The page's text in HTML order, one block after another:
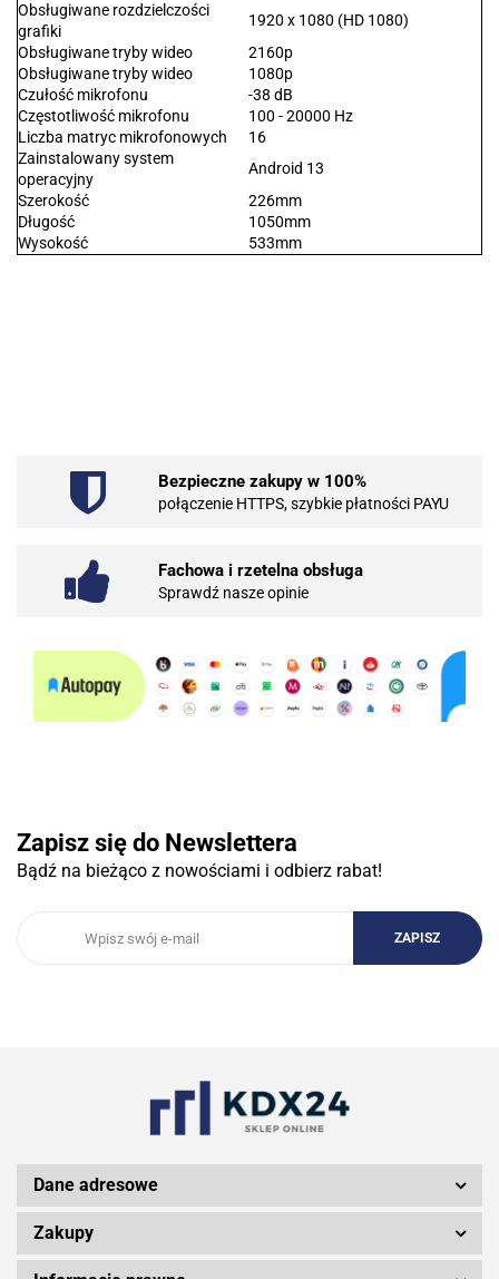
Obsługiwane rozdzielczości
grafiki
1920 x 1080 (HD 1080)
Obsługiwane tryby wideo
2160p
Obsługiwane tryby wideo
1080p
Czułość mikrofonu
-38 dB
Częstotliwość mikrofonu
100 - 20000 Hz
Liczba matryc mikrofonowych
16
Zainstalowany system
operacyjny
Android 13
Szerokość
226mm
Długość
1050mm
Wysokość
533mm
101 INC
3Doodler
Bezpieczne zakupy w 100%
połączenie HTTPS, szybkie płatności PAYU
Fachowa i rzetelna obsługa
Sprawdź nasze opinie
Zapisz się do Newslettera
Bądź na bieżąco z nowościami i odbierz rabat!
Dane adresowe
Zakupy